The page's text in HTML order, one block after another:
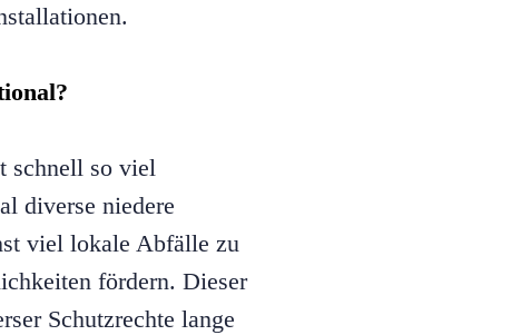
schnell so viel
diverse niedere
viel lokale Abfälle zu
fördern. Dieser
Schutzrechte lange